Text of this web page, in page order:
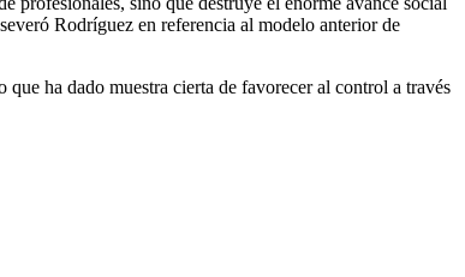
Rodríguez en referencia al modelo anterior de
ha dado muestra cierta de favorecer al control a través